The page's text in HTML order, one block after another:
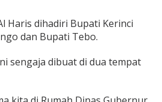
Haris dihadiri Bupati Kerinci
dan Bupati Tebo.
sengaja dibuat di dua tempat